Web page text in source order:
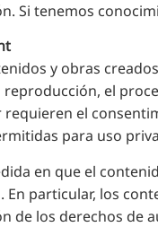
Si tenemos
y obras
reproducción, el
requieren el
para uso
en que el
En particular, los
de los derechos de